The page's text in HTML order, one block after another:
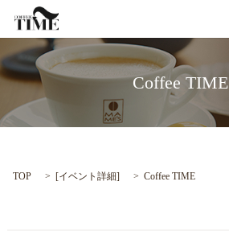
Coffee TIME
TOP [イベント詳細] Coffee TIME